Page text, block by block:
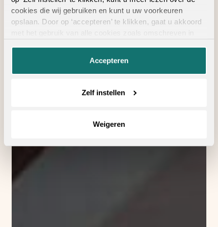
cookies die wij gebruiken en kunt u uw voorkeuren
opslaan. Door op ‘accepteren’ te klikken, gaat u akkoord
Accepteren
Zelf instellen
Weigeren